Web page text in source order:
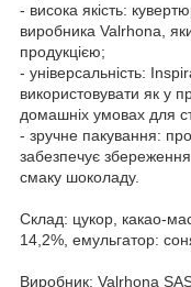
- висока якість:
виробника Valrhona,
продукцією;
- універсальність:
використовувати як у
домашніх умовах для
- зручне пакування:
забезпечує
смаку шоколаду.
Склад: цукор, какао-
14,2%, емульгатор:
Виробник: Valrhona